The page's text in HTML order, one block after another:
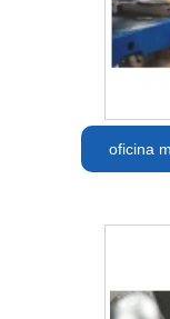
oficina